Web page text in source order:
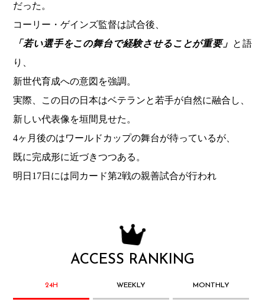
だった。
コーリー・ゲインズ監督は試合後、
「若い選手をこの舞台で経験させることが重要」 と語
り、
新世代育成への意図を強調。
実際、この日の日本はベテランと若手が自然に融合し、
新しい代表像を垣間見せた。
4ヶ月後のはワールドカップの舞台が待っているが、
既に完成形に近づきつつある。
明日17日には同カード第2戦の親善試合が行われ
ACCESS RANKING
24H WEEKLY MONTHLY